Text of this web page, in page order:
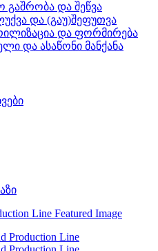
გაშრობა და შეწვა
და (გაუ)შეფუთვა
და ფორმირება
და ასაწონი მანქანა